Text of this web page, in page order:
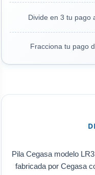
Divide en 3 tu pago
Fracciona tu pago
Pila Cegasa modelo
fabricada por Cegasa